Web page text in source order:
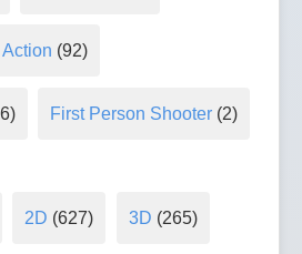
Action (92)
First Person Shooter (2)
2D (627) 3D (265)